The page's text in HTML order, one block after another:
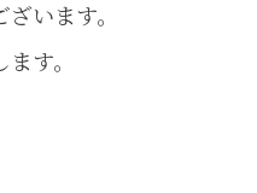
います。
す。